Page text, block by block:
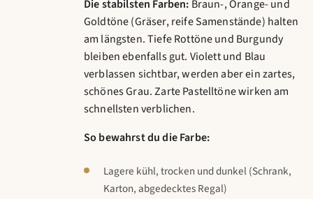
Die stabilsten Farben: Braun-, Orange- und
Goldtöne (Gräser, reife Samenstände) halten
am längsten. Tiefe Rottöne und Burgundy
bleiben ebenfalls gut. Violett und Blau
verblassen sichtbar, werden aber ein zartes,
schönes Grau. Zarte Pastelltöne wirken am
schnellsten verblichen.
So bewahrst du die Farbe:
Lagere kühl, trocken und dunkel (Schrank,
Karton, abgedecktes Regal)